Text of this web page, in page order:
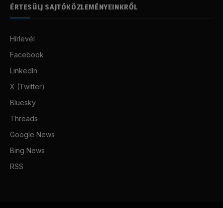
ÉRTESÜLJ SAJTÓKÖZLEMÉNYEINKRŐL
Hírlevél
Facebook
LinkedIn
X (Twitter)
Bluesky
Threads
Google News
Bing News
RSS